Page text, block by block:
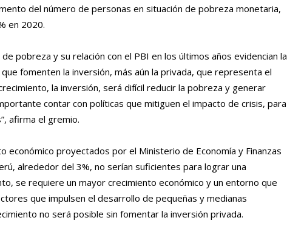
del número de personas en situación de pobreza monetaria,
en 2020.
pobreza y su relación con el PBI en los últimos años evidencian la
fomenten la inversión, más aún la privada, que representa el
la inversión, será difícil reducir la pobreza y generar
contar con políticas que mitiguen el impacto de crisis, para
afirma el gremio.
económico proyectados por el Ministerio de Economía y Finanzas
alrededor del 3%, no serían suficientes para lograr una
se requiere un mayor crecimiento económico y un entorno que
que impulsen el desarrollo de pequeñas y medianas
no será posible sin fomentar la inversión privada.